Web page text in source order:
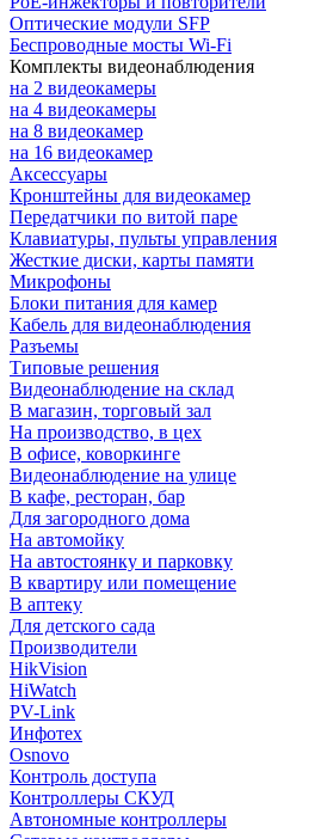
Оптические модули SFP
Беспроводные мосты Wi-Fi
Комплекты видеонаблюдения
на 2 видеокамеры
на 4 видеокамеры
на 8 видеокамер
на 16 видеокамер
Аксессуары
Кронштейны для видеокамер
Передатчики по витой паре
Клавиатуры, пульты управления
Жесткие диски, карты памяти
Микрофоны
Блоки питания для камер
Кабель для видеонаблюдения
Разъемы
Типовые решения
Видеонаблюдение на склад
В магазин, торговый зал
На производство, в цех
В офисе, коворкинге
Видеонаблюдение на улице
В кафе, ресторан, бар
Для загородного дома
На автомойку
На автостоянку и парковку
В квартиру или помещение
В аптеку
Для детского сада
Производители
HikVision
HiWatch
PV-Link
Инфотех
Osnovo
Контроль доступа
Контроллеры СКУД
Автономные контроллеры